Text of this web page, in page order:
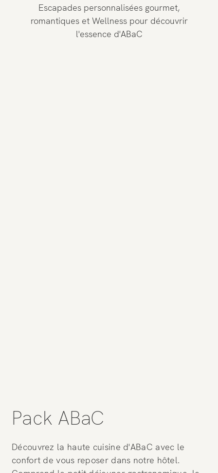
Escapades personnalisées gourmet,
romantiques et Wellness pour découvrir
l'essence d'ABaC
Pack ABaC
Découvrez la haute cuisine d'ABaC avec le
confort de vous reposer dans notre hôtel.